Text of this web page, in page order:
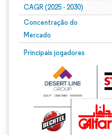
CAGR (2025 - 2030)
Concentração do
Mercado
Principais jogadores